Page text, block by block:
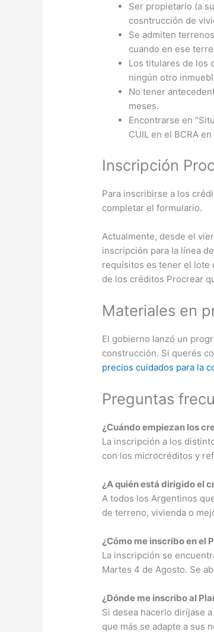
Ser propietario (a
cosntrucción de
Se admiten
cuando en ese
Los titulares de los
ningún otro
No tener
meses.
Encontrarse en
CUIL en el BCRA
Inscripción
Para inscribirse a los
completar el formulario.
Actualmente, desde el
inscripción para la línea
requisitos es tener el lote
de los créditos Procrear
Materiales en
El gobierno lanzó un
construcción. Si querés
precios cuidados para la
Preguntas
¿Cuándo empiezan los
La inscripción a los
con los microcréditos y
¿A quién está dirigido el
A todos los Argentinos
de terreno, vivienda o
¿Cómo me inscribo en el
La inscripción se
Martes 4 de Agosto. Se
¿Dónde me inscribo al
Si desea hacerlo diríjase
que más se adapte a sus